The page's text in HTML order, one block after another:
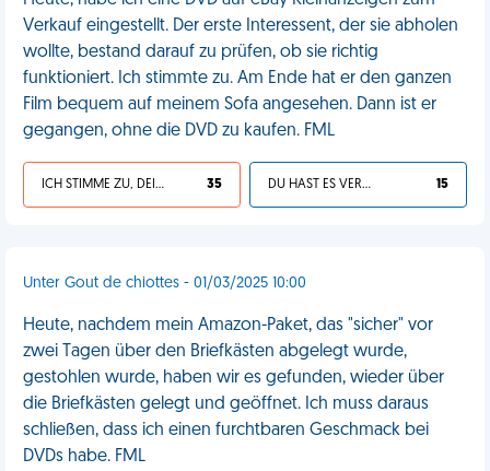
Verkauf eingestellt. Der erste Interessent, der sie abholen
wollte, bestand darauf zu prüfen, ob sie richtig
funktioniert. Ich stimmte zu. Am Ende hat er den ganzen
Film bequem auf meinem Sofa angesehen. Dann ist er
gegangen, ohne die DVD zu kaufen. FML
ICH STIMME ZU, DEIN LEBEN IST SCHEISSE 35 DU HAST ES VERDIENT 15
Unter Gout de chiottes - 01/03/2025 10:00
Heute, nachdem mein Amazon-Paket, das "sicher" vor
zwei Tagen über den Briefkästen abgelegt wurde,
gestohlen wurde, haben wir es gefunden, wieder über
die Briefkästen gelegt und geöffnet. Ich muss daraus
schließen, dass ich einen furchtbaren Geschmack bei
DVDs habe. FML